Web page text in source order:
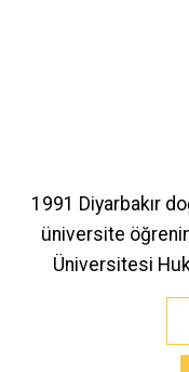
1991 Diyarbakır
üniversite
Üniversitesi